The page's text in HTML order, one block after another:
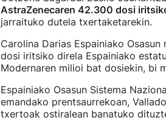
AstraZenecaren 42.300 dosi
jarraituko dutela txertaketarekin.
Carolina Darias Espainiako
dosi iritsiko direla Espainiako
Modernaren milioi bat dosiekin, bi
Espainiako Osasun Sistema
emandako prentsaurrekoan,
txertoak ostiralean banatuko